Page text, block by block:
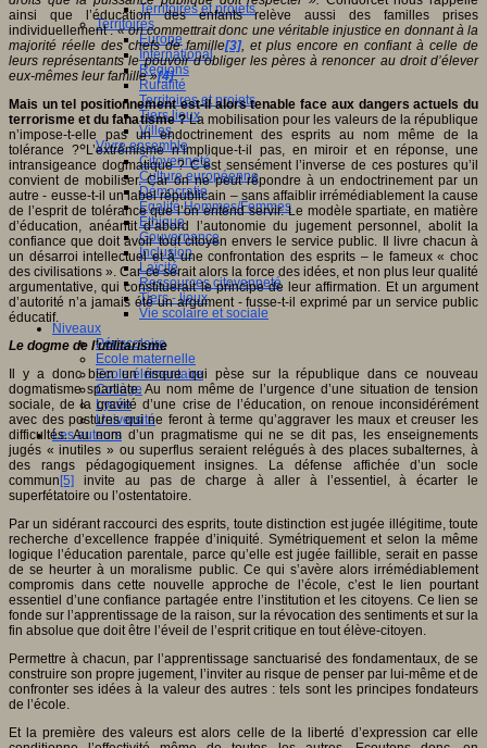
Territoires et projets
Territoires
Europe
International
Régions
Ruralité
Territoires et projets
Tiers lieux
Villes
Vivre ensemble
Citoyenneté
Culture européenne
Démocratie
Egalité Hommes/Femmes
Ethique
Gouvernance
Inclusion
Laïcité
Ressources citoyenneté
Tiers - lieux
Vie scolaire et sociale
Niveaux
Périscolaire
Ecole maternelle
Ecole élémentaire
Collège
Lycée
Université
Les auteurs
ainsi que l’éducation des enfants relève aussi des familles prises
individuellement :« on commettrait donc une véritable injustice en donnant à la
majorité réelle des chefs de famille[3], et plus encore en confiant à celle de
leurs représentants le pouvoir d’obliger les pères à renoncer au droit d’élever
eux-mêmes leur famille »[4].
Mais un tel positionnement est-il alors tenable face aux dangers actuels du
terrorisme et du fanatisme ?La mobilisation pour les valeurs de la république
n’impose-t-elle pas un endoctrinement des esprits au nom même de la
tolérance ? L’extrémisme n’implique-t-il pas, en miroir et en réponse, une
intransigeance dogmatique ? C’est sensément l’inverse de ces postures qu’il
convient de mobiliser. Car on ne peut répondre à un endoctrinement par un
autre - eusse-t-il un label républicain – sans affaiblir irrémédiablement la cause
de l’esprit de tolérance que l’on entend servir. Le modèle spartiate, en matière
d’éducation, anéantit d’abord l’autonomie du jugement personnel, abolit la
confiance que doit avoir tout citoyen envers le service public. Il livre chacun à
un désarroi intellectuel et à une confrontation des esprits – le fameux « choc
des civilisations ». Car ce serait alors la force des idées, et non plus leur qualité
argumentative, qui constituerait le principe de leur affirmation. Et un argument
d’autorité n’a jamais été un argument - fusse-t-il exprimé par un service public
éducatif.
Le dogme de l’utilitarisme
Il y a donc bien un risque qui pèse sur la république dans ce nouveau
dogmatisme spartiate. Au nom même de l’urgence d’une situation de tension
sociale, de la gravité d’une crise de l’éducation, on renoue inconsidérément
avec des postures qui ne feront à terme qu’aggraver les maux et creuser les
difficultés. Au nom d’un pragmatisme qui ne se dit pas, les enseignements
jugés « inutiles » ou superflus seraient relégués à des places subalternes, à
des rangs pédagogiquement insignes. La défense affichée d’un socle
commun[5] invite au pas de charge à aller à l’essentiel, à écarter le
superfétatoire ou l’ostentatoire.
Par un sidérant raccourci des esprits, toute distinction est jugée illégitime, toute
recherche d’excellence frappée d’iniquité. Symétriquement et selon la même
logique l’éducation parentale, parce qu’elle est jugée faillible, serait en passe
de se heurter à un moralisme public. Ce qui s’avère alors irrémédiablement
compromis dans cette nouvelle approche de l’école, c’est le lien pourtant
essentiel d’une confiance partagée entre l’institution et les citoyens. Ce lien se
fonde sur l’apprentissage de la raison, sur la révocation des sentiments et sur la
fin absolue que doit être l’éveil de l’esprit critique en tout élève-citoyen.
Permettre à chacun, par l’apprentissage sanctuarisé des fondamentaux, de se
construire son propre jugement, l’inviter au risque de penser par lui-même et de
confronter ses idées à la valeur des autres : tels sont les principes fondateurs
de l’école.
Et la première des valeurs est alors celle de la liberté d’expression car elle